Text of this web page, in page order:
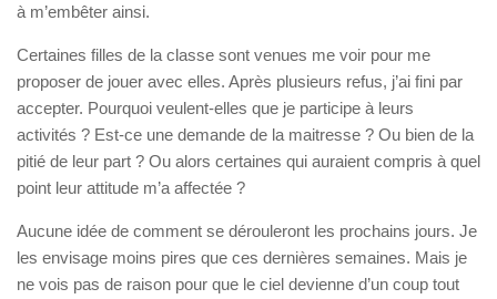
à m’embêter ainsi.
Certaines filles de la classe sont venues me voir pour me
proposer de jouer avec elles. Après plusieurs refus, j’ai fini par
accepter. Pourquoi veulent-elles que je participe à leurs
activités ? Est-ce une demande de la maitresse ? Ou bien de la
pitié de leur part ? Ou alors certaines qui auraient compris à quel
point leur attitude m’a affectée ?
Aucune idée de comment se dérouleront les prochains jours. Je
les envisage moins pires que ces dernières semaines. Mais je
ne vois pas de raison pour que le ciel devienne d’un coup tout